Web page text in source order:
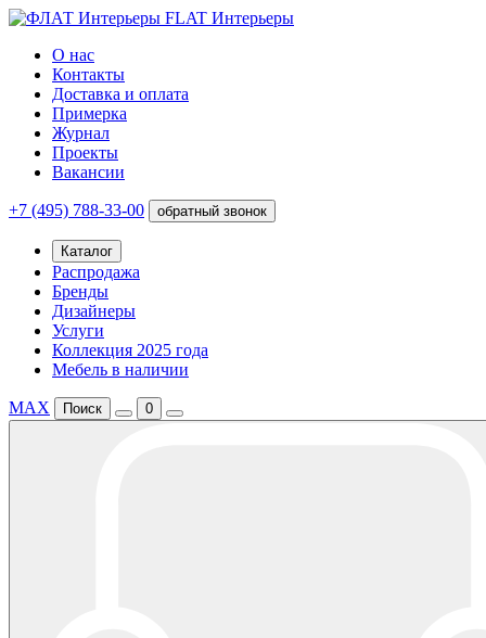
FLAT Интерьеры
О нас
Контакты
Доставка и оплата
Примерка
Журнал
Проекты
Вакансии
+7 (495) 788-33-00 обратный звонок
Каталог
Распродажа
Бренды
Дизайнеры
Услуги
Коллекция 2025 года
Мебель в наличии
MAX Поиск 0